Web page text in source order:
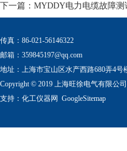
下一篇： MYDDY电力电缆故障测
传真：86-021-56146322
邮箱： 359845197@qq.com
地址：上海市宝山区水产西路680弄4号
Copyright © 2019 上海旺徐电气有限公
支持： 化工仪器网 GoogleSitemap